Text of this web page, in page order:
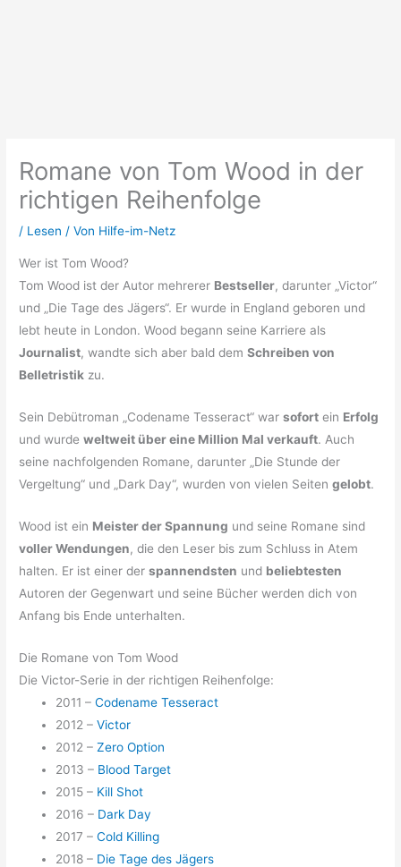
Romane von Tom Wood in der
richtigen Reihenfolge
/ Lesen / Von Hilfe-im-Netz
Wer ist Tom Wood?
Tom Wood ist der Autor mehrerer Bestseller, darunter „Victor“
und „Die Tage des Jägers“. Er wurde in England geboren und
lebt heute in London. Wood begann seine Karriere als
Journalist, wandte sich aber bald demSchreiben von
Belletristik zu.
Sein Debütroman „Codename Tesseract“ warsofort ein Erfolg
und wurdeweltweit über eine Million Mal verkauft. Auch
seine nachfolgenden Romane, darunter „Die Stunde der
Vergeltung“ und „Dark Day“, wurden von vielen Seitengelobt.
Wood ist ein Meister der Spannung und seine Romane sind
voller Wendungen, die den Leser bis zum Schluss in Atem
halten. Er ist einer derspannendsten und beliebtesten
Autoren der Gegenwart und seine Bücher werden dich von
Anfang bis Ende unterhalten.
Die Romane von Tom Wood
Die Victor-Serie in der richtigen Reihenfolge:
2011 –Codename Tesseract
2012 –Victor
2012 –Zero Option
2013 – Blood Target
2015 – Kill Shot
2016 – Dark Day
2017 –Cold Killing
2018 – Die Tage des Jägers